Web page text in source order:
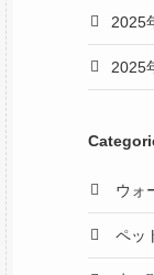
2025
2025
ウォ
ペッ